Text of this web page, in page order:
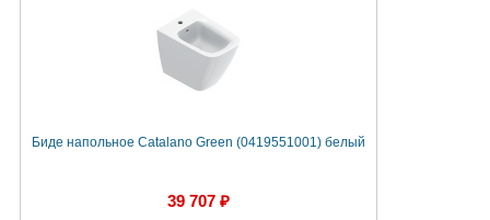
Биде напольное Catalano Green (0419551001) белый
39 707 ₽